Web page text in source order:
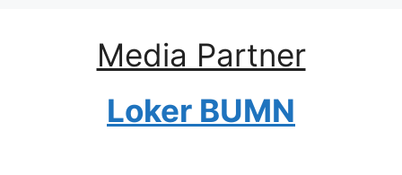
Media Partner
Loker BUMN